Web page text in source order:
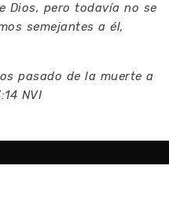
Dios, pero todavía no se
semejantes a él,
pasado de la muerte a
NVI